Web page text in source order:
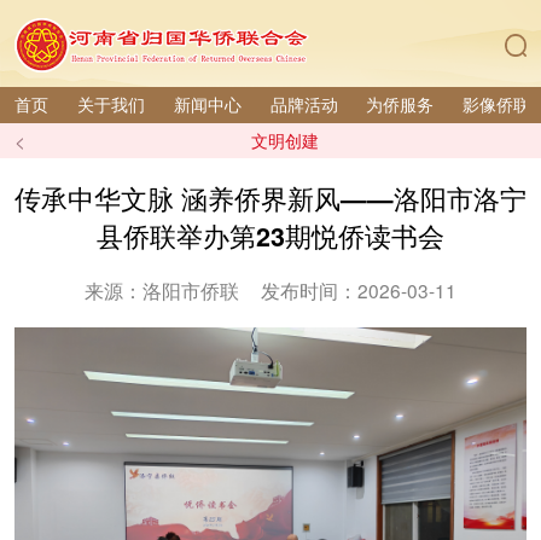
首页 关于我们 新闻中心 品牌活动 为侨服务 影像侨联
< 文明创建
传承中华文脉 涵养侨界新风——洛阳市洛宁
县侨联举办第23期悦侨读书会
来源：洛阳市侨联 发布时间：2026-03-11